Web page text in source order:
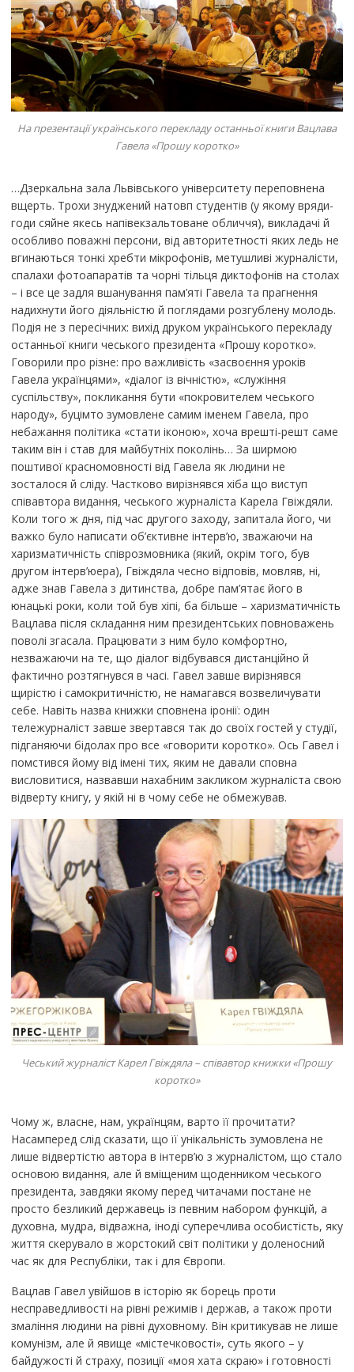
На презентації українського перекладу останньої книги Вацлава
Гавела «Прошу коротко»
…Дзеркальна зала Львівського університету переповнена
вщерть. Трохи знуджений натовп студентів (у якому вряди-
годи сяйне якесь напівекзальтоване обличчя), викладачі й
особливо поважні персони, від авторитетності яких ледь не
вгинаються тонкі хребти мікрофонів, метушливі журналісти,
спалахи фотоапаратів та чорні тільця диктофонів на столах
– і все це задля вшанування пам’яті Гавела та прагнення
надихнути його діяльністю й поглядами розгублену молодь.
Подія не з пересічних: вихід друком українського перекладу
останньої книги чеського президента «Прошу коротко».
Говорили про різне: про важливість «засвоєння уроків
Гавела українцями», «діалог із вічністю», «служіння
суспільству», покликання бути «покровителем чеського
народу», буцімто зумовлене самим іменем Гавела, про
небажання політика «стати іконою», хоча врешті-решт саме
таким він і став для майбутніх поколінь… За ширмою
поштивої красномовності від Гавела як людини не
зосталося й сліду. Частково вирізнявся хіба що виступ
співавтора видання, чеського журналіста Карела Гвіждяли.
Коли того ж дня, під час другого заходу, запитала його, чи
важко було написати об’єктивне інтерв’ю, зважаючи на
харизматичність співрозмовника (який, окрім того, був
другом інтерв’юера), Гвіждяла чесно відповів, мовляв, ні,
адже знав Гавела з дитинства, добре пам’ятає його в
юнацькі роки, коли той був хіпі, ба більше – харизматичність
Вацлава після складання ним президентських повноважень
поволі згасала. Працювати з ним було комфортно,
незважаючи на те, що діалог відбувався дистанційно й
фактично розтягнувся в часі. Гавел завше вирізнявся
щирістю і самокритичністю, не намагався возвеличувати
себе. Навіть назва книжки сповнена іронії: один
тележурналіст завше звертався так до своїх гостей у студії,
підганяючи бідолах про все «говорити коротко». Ось Гавел і
помстився йому від імені тих, яким не давали сповна
висловитися, назвавши нахабним закликом журналіста свою
відверту книгу, у якій ні в чому себе не обмежував.
Чеський журналіст Карел Гвіждяла – співавтор книжки «Прошу
коротко»
Чому ж, власне, нам, українцям, варто її прочитати?
Насамперед слід сказати, що її унікальність зумовлена не
лише відвертістю автора в інтерв’ю з журналістом, що стало
основою видання, але й вміщеним щоденником чеського
президента, завдяки якому перед читачами постане не
просто безликий державець із певним набором функцій, а
духовна, мудра, відважна, іноді суперечлива особистість, яку
життя скерувало в жорстокий світ політики у доленосний
час як для Республіки, так і для Європи.
Вацлав Гавел увійшов в історію як борець проти
несправедливості на рівні режимів і держав, а також проти
змаління людини на рівні духовному. Він критикував не лише
комунізм, але й явище «містечковості», суть якого – у
байдужості й страху, позиції «моя хата скраю» і готовності